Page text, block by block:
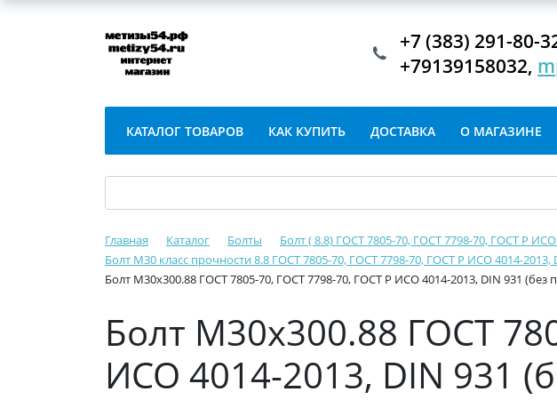
+7 (383) 291-80-
+79139158032,
КАТАЛОГ ТОВАРОВ КАК КУПИТЬ ДОСТАВКА О МАГАЗИНЕ
Главная Каталог Болты
Болт ( 8.8) ГОСТ 7805-70, ГОСТ 7798-70, ГОСТ Р
Болт М30 класс прочности 8.8 ГОСТ 7805-70, ГОСТ 7798-70, ГОСТ Р ИСО 4014-2013,
Болт М30х300.88 ГОСТ 7805-70, ГОСТ 7798-70, ГОСТ Р ИСО 4014-2013, DIN 931 (без
Болт М30х300.88 ГОСТ
ИСО 4014-2013, DIN 931